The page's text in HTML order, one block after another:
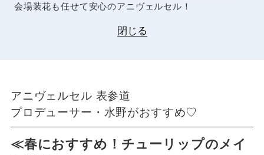
会場装花も任せて安心のアニヴェルセル！
閉じる
アニヴェルセル 表参道
プロデューサー・水野がおすすめ♡
≪春におすすめ！チューリップのメイ